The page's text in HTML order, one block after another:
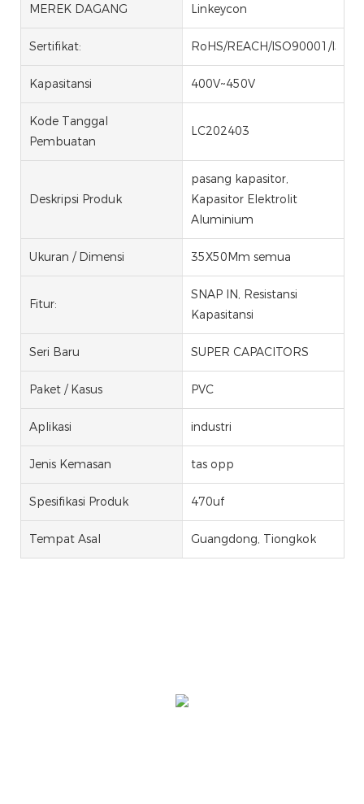
MEREK DAGANG Linkeycon
Sertifikat: RoHS/REACH/ISO90001/
Kapasitansi 400V~450V
Kode Tanggal
Pembuatan
LC202403
Deskripsi Produk
pasang kapasitor,
Kapasitor Elektrolit
Aluminium
Ukuran / Dimensi 35X50Mm semua
Fitur:
SNAP IN, Resistansi
Kapasitansi
Seri Baru SUPER CAPACITORS
Paket / Kasus PVC
Aplikasi industri
Jenis Kemasan tas opp
Spesifikasi Produk 470uf
Tempat Asal Guangdong, Tiongkok